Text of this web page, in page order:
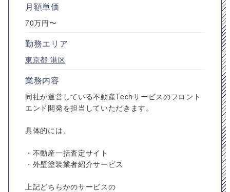
月額単価
70万円〜
勤務エリア
東京都 港区
業務内容
同社が運営している不動産Techサービスのフロント
エンド開発を担当していただきます。
具体的には、
・不動産一括査定サイト
・外壁塗装業者紹介サービス
上記どちらかのサービスの